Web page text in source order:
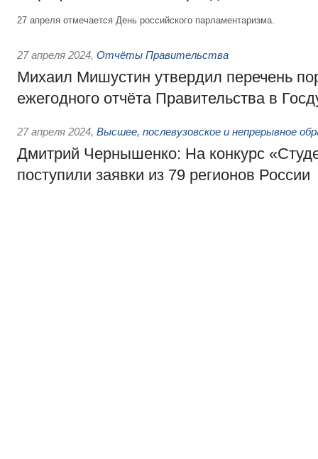
27 апреля отмечается День российского парламентаризма.
27 апреля 2024, Отчёты Правительства
Михаил Мишустин утвердил перечень
ежегодного отчёта Правительства в
27 апреля 2024, Высшее, послевузовское и непрерывное
Дмитрий Чернышенко: На конкурс
поступили заявки из 79 регионов России